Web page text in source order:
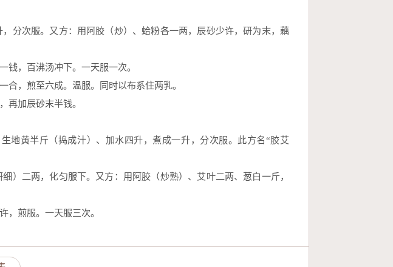
分次服。又方：用阿胶（炒）、蛤粉各一两，辰砂少许，研为末，藕
钱，百沸汤冲下。一天服一次。
，煎至六成。温服。同时以布系住两乳。
再加辰砂末半钱。
地黄半斤（捣成汁）、加水四升，煮成一升，分次服。此方名“胶艾
）二两，化匀服下。又方：用阿胶（炒熟）、艾叶二两、葱白一斤，
，煎服。一天服三次。